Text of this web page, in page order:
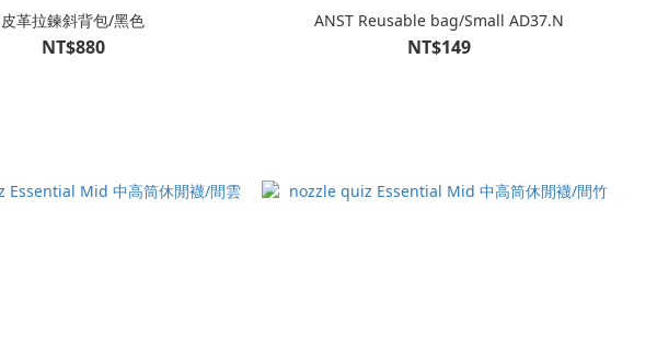
皮革拉鍊斜背包/黑色
NT$880
ANST Reusable bag/Small AD37.N
NT$149